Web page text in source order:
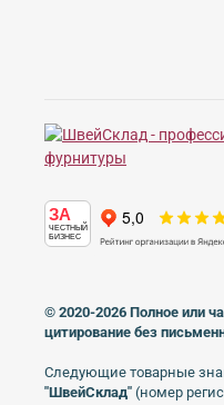
ЗА
ЧЕСТНЫЙ
БИЗНЕС
© 2020-2026 Полное или
цитирование без
Следующие товарные
"ШвейСклад" (номер